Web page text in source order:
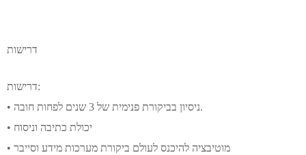
דרישות
דרישות:
• ניסיון בביקורת פנימית של 3 שנים לפחות חובה.
• יכולת כתיבה וניסוח
• מוטיבציה להיכנס לעולם ביקורת מערכות מידע וסייבר